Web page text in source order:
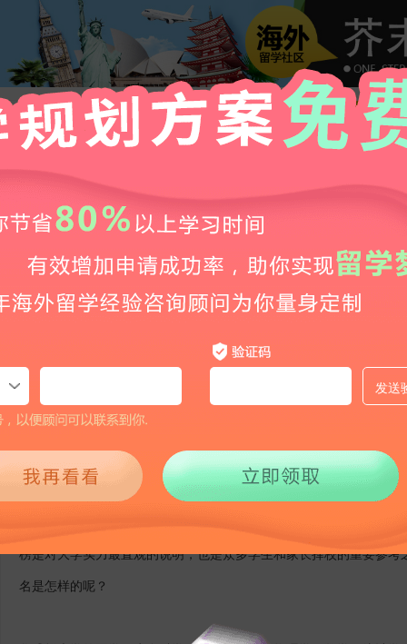
2019年美国华盛顿大学排名
2607 2019-06-25 14:00
华盛顿大学是世界著名的顶尖研究型大学，美国
榜是对大学实力最直观的说明，也是众多学生和家长择校的重要参考
名是怎样的呢？